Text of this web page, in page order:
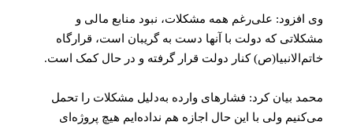
وی افزود: علی‌رغم همه مشکلات، نبود منابع مالی و
مشکلاتی که دولت با آنها دست به گریبان است، قرارگاه
خاتم‌الانبیا(ص) کنار دولت قرار گرفته و در حال کمک است.
محمد بیان کرد: فشارهای وارده به‌دلیل مشکلات را تحمل
می‌کنیم ولی با این حال اجازه هم نداده‌ایم هیچ پروژه‌ای